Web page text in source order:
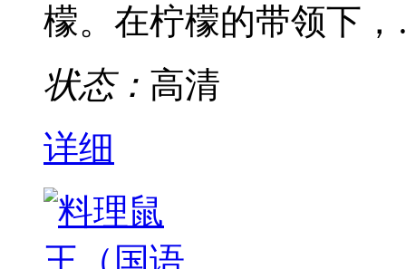
檬。在柠檬的带领下
状态： 高清
详细